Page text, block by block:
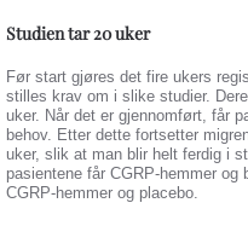
Studien tar 20 uker
Før start gjøres det fire ukers
stilles krav om i slike studier.
uker. Når det er gjennomført, får
behov. Etter dette fortsetter
uker, slik at man blir helt ferdig i
pasientene får CGRP-hemmer
CGRP-hemmer og placebo.